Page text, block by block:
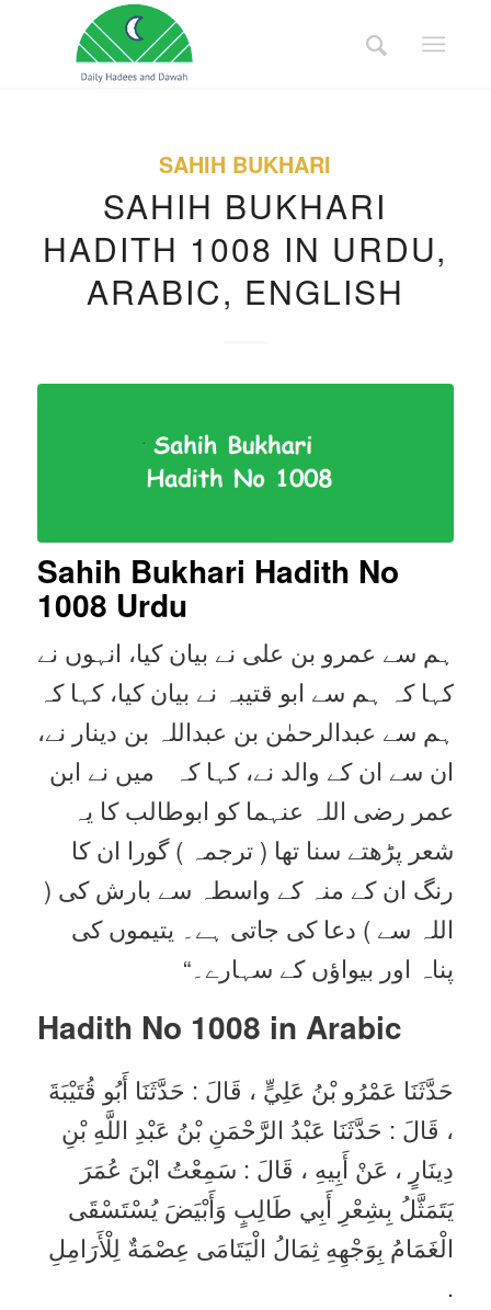
SAHIH BUKHARI
SAHIH BUKHARI
HADITH 1008 IN URDU,
ARABIC, ENGLISH
Sahih Bukhari Hadith No
1008 Urdu
ہم سے عمرو بن علی نے بیان کیا، انہوں نے
کہا کہ ہم سے ابو قتیبہ نے بیان کیا، کہا کہ
ہم سے عبدالرحمٰن بن عبداللہ بن دینار نے،
ان سے ان کے والد نے، کہا کہ میں نے ابن
عمر رضی اللہ عنہما کو ابوطالب کا یہ
شعر پڑھتے سنا تھا ( ترجمہ ) گورا ان کا
رنگ ان کے منہ کے واسطہ سے بارش کی (
اللہ سے ) دعا کی جاتی ہے۔ یتیموں کی
پناہ اور بیواؤں کے سہارے۔“
Hadith No 1008 in Arabic
حَدَّثَنَا عَمْرُو بْنُ عَلِيٍّ ، قَالَ : حَدَّثَنَا أَبُو قُتَيْبَةَ
، قَالَ : حَدَّثَنَا عَبْدُ الرَّحْمَنِ بْنُ عَبْدِ اللَّهِ بْنِ
دِينَارٍ ، عَنْ أَبِيهِ ، قَالَ : سَمِعْتُ ابْنَ عُمَرَ
يَتَمَثَّلُ بِشِعْرِ أَبِي طَالِبٍ وَأَبْيَضَ يُسْتَسْقَى
الْغَمَامُ بِوَجْهِهِ ثِمَالُ الْيَتَامَى عِصْمَةٌ لِلْأَرَامِلِ
.